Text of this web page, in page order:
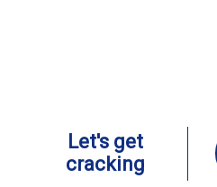
Let's get
cracking